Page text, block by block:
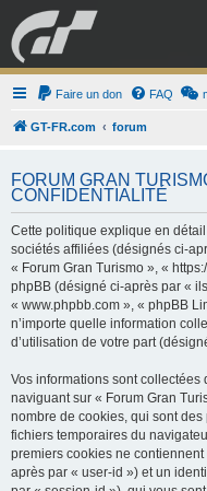
GRAN
ESPORT
Faire un don FAQ
GT-FR.com forum
FORUM GRAN
CONFIDENTIALITÉ
Cette politique explique en
sociétés affiliées (désignés ci-
« Forum Gran Turismo », «
phpBB (désigné ci-après par «
« www.phpbb.com », « phpBB
n’importe quelle information
d’utilisation de votre part
Vos informations sont
naviguant sur « Forum Gran
nombre de cookies, qui sont
fichiers temporaires du
premiers cookies ne
après par « user-id ») et un